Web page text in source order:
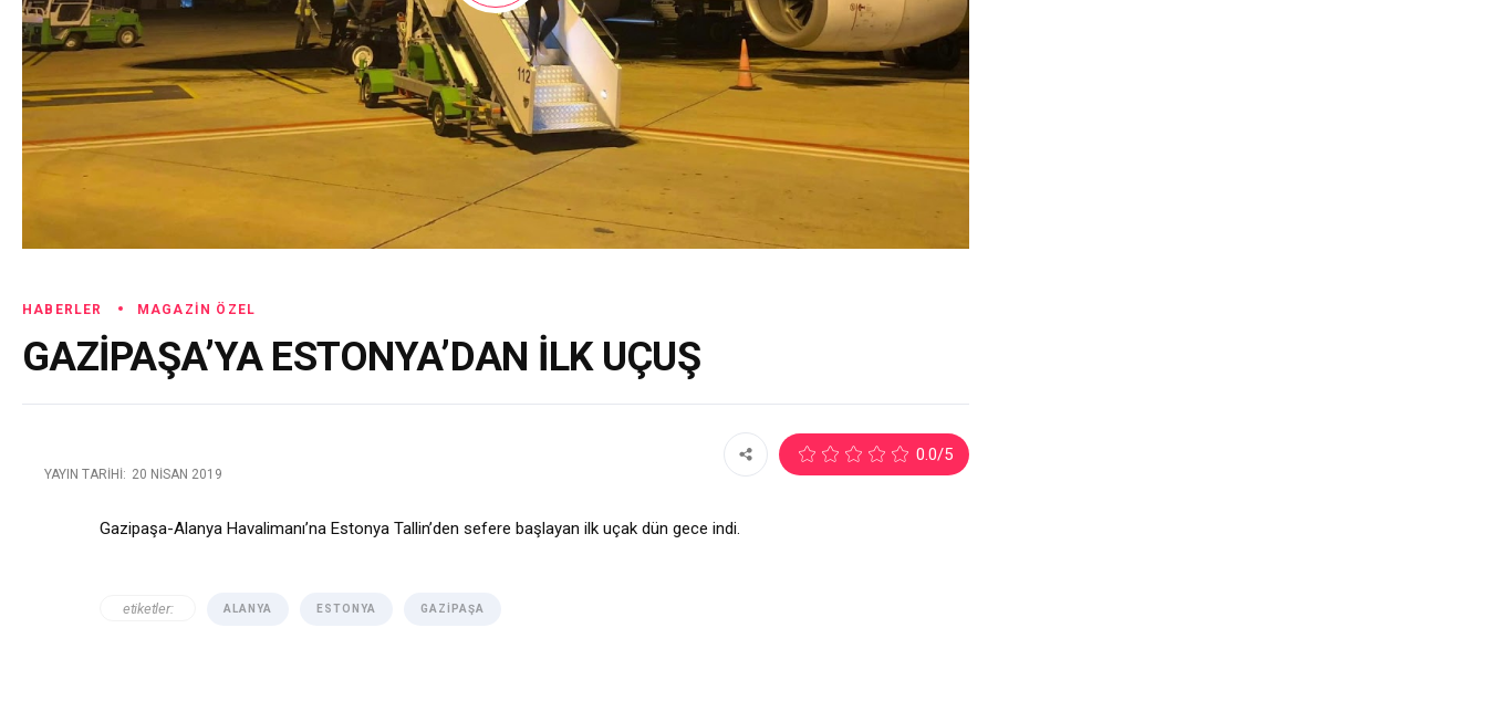
HABERLER MAGAZIN ÖZEL
GAZİPAŞA’YA ESTONYA’DAN İLK UÇUŞ
YAYIN TARIHI: 20 NISAN 2019
0.0/5
Gazipaşa-Alanya Havalimanı’na Estonya Tallin’den sefere başlayan ilk uçak dün gece indi.
etiketler: ALANYA ESTONYA GAZIPAŞA